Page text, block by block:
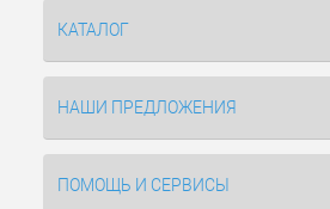
КАТАЛОГ
НАШИ ПРЕДЛОЖЕНИЯ
ПОМОЩЬ И СЕРВИСЫ